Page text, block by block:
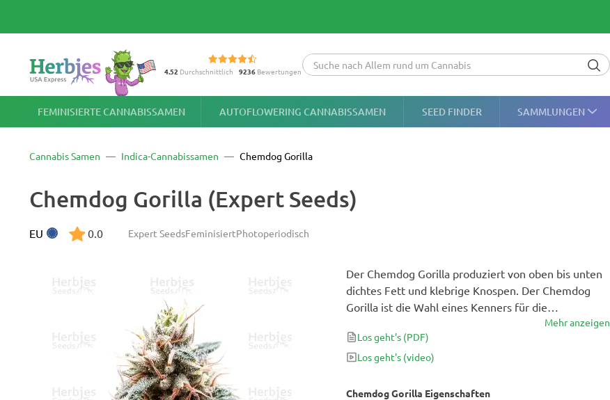
4.52 Durchschnittlich 9236Bewertungen
FEMINISIERTE CANNABISSAMEN AUTOFLOWERING CANNABISSAMEN SEED FINDER SAMMLUNGEN
Cannabis Samen Indica-Cannabissamen Chemdog Gorilla
Chemdog Gorilla (Expert Seeds)
Expert SeedsFeminisiertPhotoperiodisch
EU 0.0
Chemdog Gorilla Eigenschaften
Der Chemdog Gorilla produziert von oben bis unten
dichtes Fett und klebrige Knospen. Der Chemdog
Gorilla ist die Wahl eines Kenners für die
kommerzielle Produktion und wird mit Sicherheit die
Aufmerksamkeit von Profibauern auf sich ziehen.
Mehr anzeigen
Los geht's (PDF)
Los geht's (video)